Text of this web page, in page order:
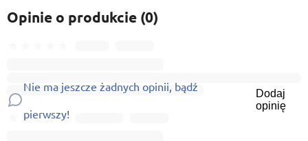
Opinie o produkcie (0)
Nie ma jeszcze żadnych opinii, bądź
pierwszy!
Dodaj
opinię